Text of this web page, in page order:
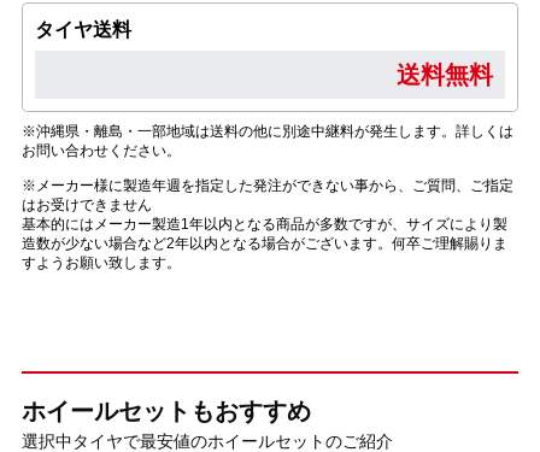
タイヤ送料
送料無料
※沖縄県・離島・一部地域は送料の他に別途中継料が発生します。詳しくは
お問い合わせください。
※メーカー様に製造年週を指定した発注ができない事から、ご質問、ご指定
はお受けできません
基本的にはメーカー製造1年以内となる商品が多数ですが、サイズにより製
造数が少ない場合など2年以内となる場合がございます。何卒ご理解賜りま
すようお願い致します。
ホイールセットもおすすめ
選択中タイヤで最安値のホイールセットのご紹介